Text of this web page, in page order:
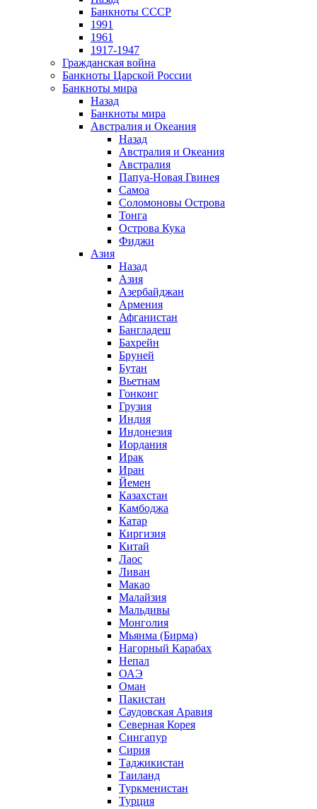
Банкноты СССР
1991
1961
1917-1947
Гражданская война
Банкноты Царской России
Банкноты мира
Назад
Банкноты мира
Австралия и Океания
Назад
Австралия и Океания
Австралия
Папуа-Новая Гвинея
Самоа
Соломоновы Острова
Тонга
Острова Кука
Фиджи
Азия
Назад
Азия
Азербайджан
Армения
Афганистан
Бангладеш
Бахрейн
Бруней
Бутан
Вьетнам
Гонконг
Грузия
Индия
Индонезия
Иордания
Ирак
Иран
Йемен
Казахстан
Камбоджа
Катар
Киргизия
Китай
Лаос
Ливан
Макао
Малайзия
Мальдивы
Монголия
Мьянма (Бирма)
Нагорный Карабах
Непал
ОАЭ
Оман
Пакистан
Саудовская Аравия
Северная Корея
Сингапур
Сирия
Таджикистан
Таиланд
Туркменистан
Турция